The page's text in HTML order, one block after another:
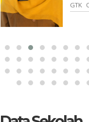
GTK